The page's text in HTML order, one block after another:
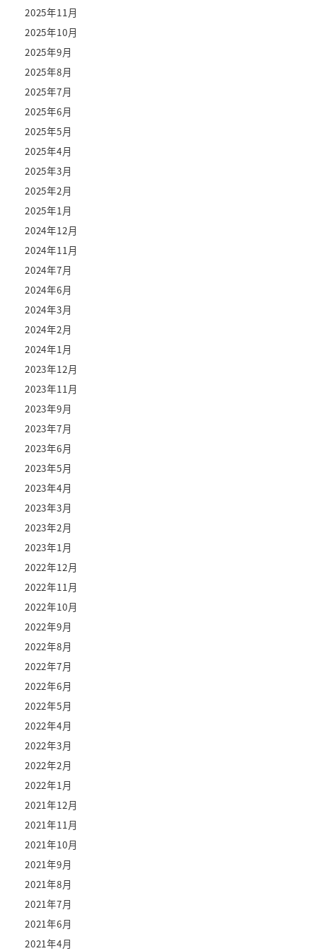
2025年11月
2025年10月
2025年9月
2025年8月
2025年7月
2025年6月
2025年5月
2025年4月
2025年3月
2025年2月
2025年1月
2024年12月
2024年11月
2024年7月
2024年6月
2024年3月
2024年2月
2024年1月
2023年12月
2023年11月
2023年9月
2023年7月
2023年6月
2023年5月
2023年4月
2023年3月
2023年2月
2023年1月
2022年12月
2022年11月
2022年10月
2022年9月
2022年8月
2022年7月
2022年6月
2022年5月
2022年4月
2022年3月
2022年2月
2022年1月
2021年12月
2021年11月
2021年10月
2021年9月
2021年8月
2021年7月
2021年6月
2021年4月